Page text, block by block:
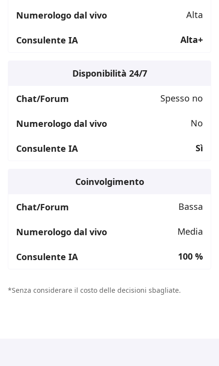
Alta
Alta+
Disponibilità 24/7
Spesso no
No
Sì
Coinvolgimento
Bassa
Media
100 %
*Senza considerare il costo delle decisioni sbagliate.